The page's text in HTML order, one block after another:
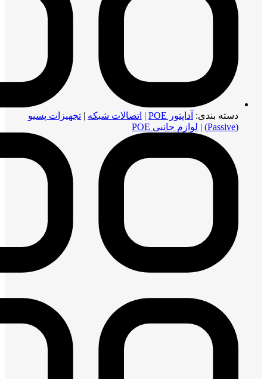
دسته بندی: آداپتور POE | اتصالات شبکه | تجهیزات پسیو
(Passive)
| لوازم جانبی POE